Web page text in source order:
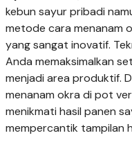
kebun sayur pribadi
metode cara menanam
yang sangat inovatif.
Anda memaksimalkan
menjadi area produktif.
menanam okra di pot
menikmati hasil panen
mempercantik tampilan